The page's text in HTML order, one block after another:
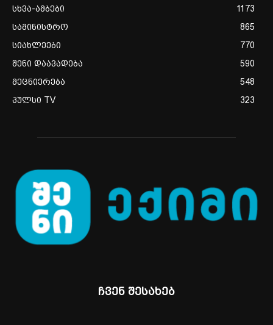
სხვა-ამბები
1173
სამინისტრო
865
სიახლეები
770
შენი დაავადება
590
მეცნიერება
548
პულსი TV
323
ჩვენ შესახებ